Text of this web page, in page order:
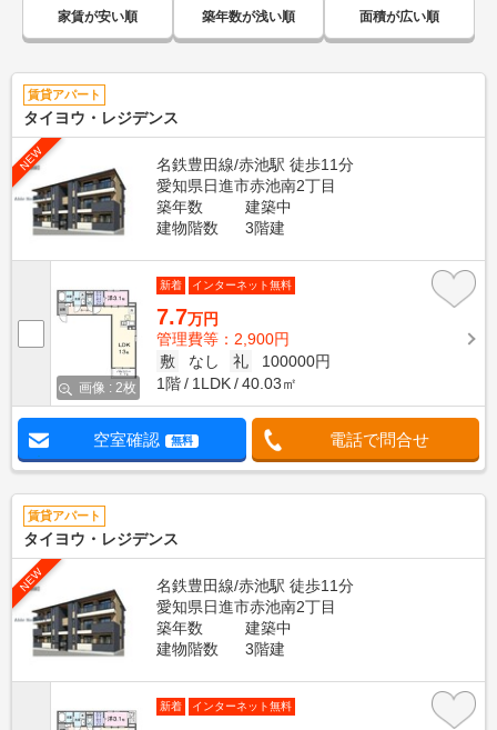
家賃が安い順 築年数が浅い順 面積が広い順
賃貸アパート
タイヨウ・レジデンス
NEW
名鉄豊田線/赤池駅 徒歩11分
愛知県日進市赤池南2丁目
築年数
建築中
建物階数
3階建
画像 : 2枚
新着 インターネット無料
7.7万円
管理費等：2,900円
敷
なし 礼
100000円
1階
1LDK 40.03㎡
空室確認 無料 電話で問合せ
賃貸アパート
タイヨウ・レジデンス
NEW
名鉄豊田線/赤池駅 徒歩11分
愛知県日進市赤池南2丁目
築年数
建築中
建物階数
3階建
新着 インターネット無料